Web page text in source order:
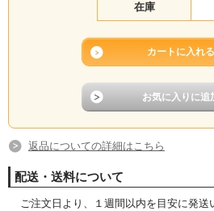
在庫
返品についての詳細はこちら
配送・送料について
ご注文日より、１週間以内を目安に発